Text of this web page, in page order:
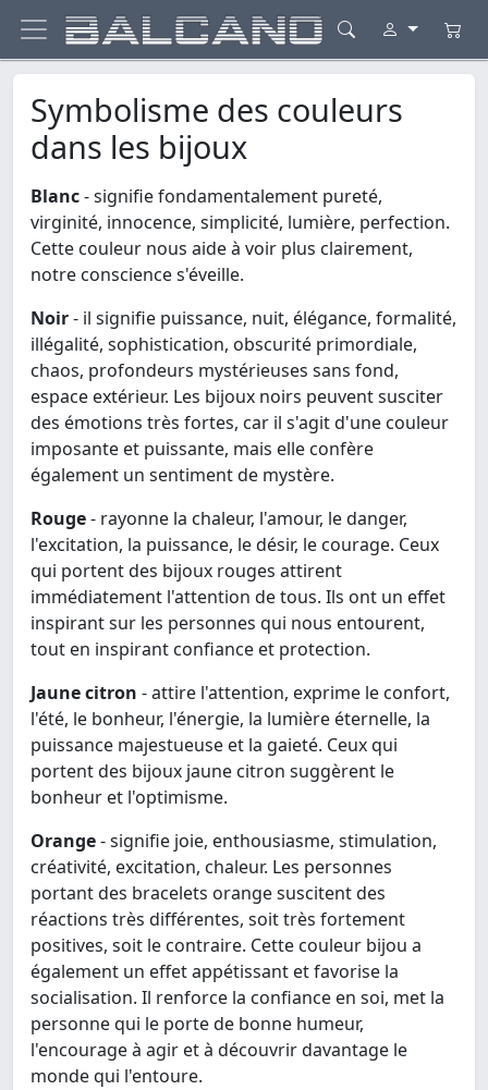
Symbolisme des couleurs
dans les bijoux
Blanc- signifie fondamentalement pureté,
virginité, innocence, simplicité, lumière, perfection.
Cette couleur nous aide à voir plus clairement,
notre conscience s'éveille.
Noir- il signifie puissance, nuit, élégance, formalité,
illégalité, sophistication, obscurité primordiale,
chaos, profondeurs mystérieuses sans fond,
espace extérieur. Les bijoux noirs peuvent susciter
des émotions très fortes, car il s'agit d'une couleur
imposante et puissante, mais elle confère
également un sentiment de mystère.
Rouge- rayonne la chaleur, l'amour, le danger,
l'excitation, la puissance, le désir, le courage. Ceux
qui portent des bijoux rouges attirent
immédiatement l'attention de tous. Ils ont un effet
inspirant sur les personnes qui nous entourent,
tout en inspirant confiance et protection.
Jaune citron - attire l'attention, exprime le confort,
l'été, le bonheur, l'énergie, la lumière éternelle, la
puissance majestueuse et la gaieté. Ceux qui
portent des bijoux jaune citron suggèrent le
bonheur et l'optimisme.
Orange- signifie joie, enthousiasme, stimulation,
créativité, excitation, chaleur. Les personnes
portant des bracelets orange suscitent des
réactions très différentes, soit très fortement
positives, soit le contraire. Cette couleur bijou a
également un effet appétissant et favorise la
socialisation. Il renforce la confiance en soi, met la
personne qui le porte de bonne humeur,
l'encourage à agir et à découvrir davantage le
monde qui l'entoure.